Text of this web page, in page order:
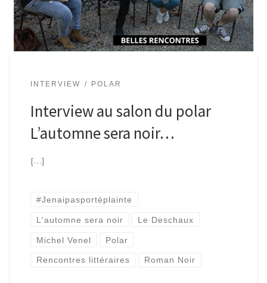
INTERVIEW POLAR
Interview au salon du polar
L’automne sera noir…
[…]
#Jenaipasportéplainte
L'automne sera noir Le Deschaux
Michel Venel Polar
Rencontres littéraires Roman Noir